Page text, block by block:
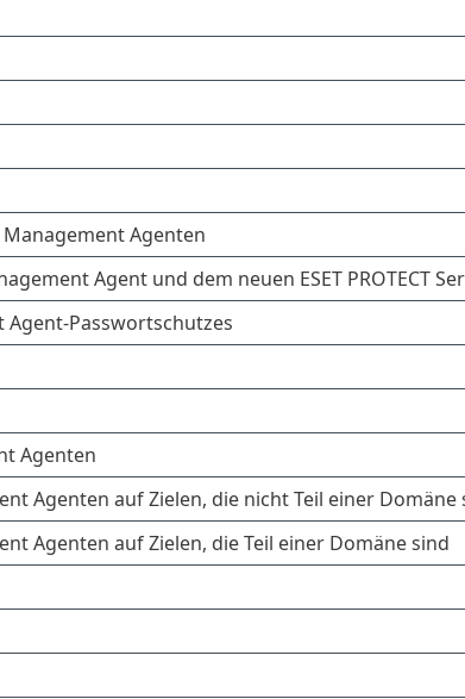
Agenten
Agent und dem neuen ESET PROTECT
Agent-Passwortschutzes
Agenten
Agenten auf Zielen, die nicht Teil einer Domäne
Agenten auf Zielen, die Teil einer Domäne sind